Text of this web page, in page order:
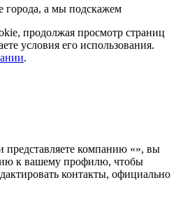
города, а мы подскажем
продолжая просмотр страниц
условия его использования.
.
представляете компанию «», вы
к вашему профилю, чтобы
контакты, официально